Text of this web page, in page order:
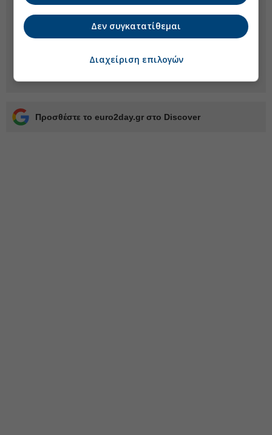
Προσθέστε το euro2day.gr στο Discover
Δεν συγκατατίθεμαι
Διαχείριση επιλογών